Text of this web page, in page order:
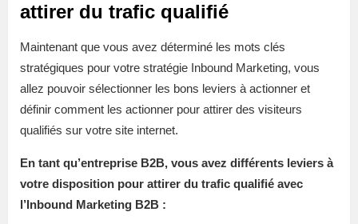
attirer du trafic qualifié
Maintenant que vous avez déterminé les mots clés
stratégiques pour votre stratégie Inbound Marketing, vous
allez pouvoir sélectionner les bons leviers à actionner et
définir comment les actionner pour attirer des visiteurs
qualifiés sur votre site internet.
En tant qu’entreprise B2B, vous avez différents leviers à
votre disposition pour attirer du trafic qualifié avec
l’Inbound Marketing B2B :